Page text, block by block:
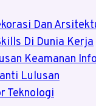
Dan
Di Dunia Kerja
Keamanan
Lulusan
Teknologi